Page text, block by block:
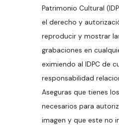
Patrimonio Cultural
el derecho y
reproducir y mostrar
grabaciones en
eximiendo al IDPC de
responsabilidad
Aseguras que tienes
necesarios para
imagen y que este no